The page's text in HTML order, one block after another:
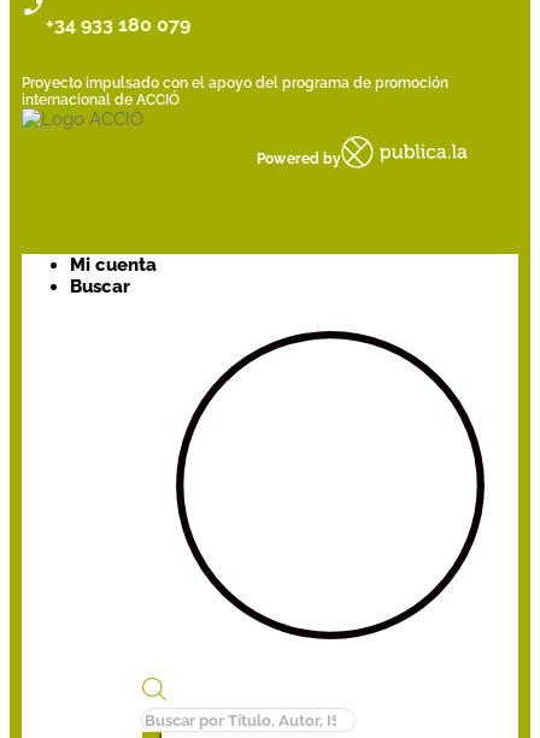
+34 933 180 079
Proyecto impulsado con el apoyo del programa de promoción
internacional de ACCIÓ
Powered by
Mi cuenta
Buscar
Búsqueda